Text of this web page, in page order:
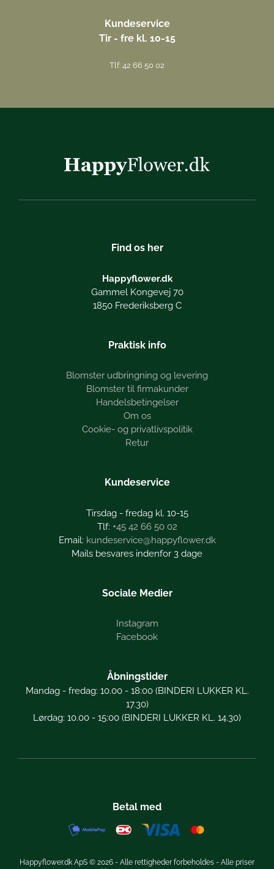
Kundeservice
Tir - fre kl. 10-15
Tlf: 42 66 50 02
Find os her
Happyflower.dk
Gammel Kongevej 70
1850 Frederiksberg C
Praktisk info
Blomster udbringning og levering
Blomster til firmakunder
Handelsbetingelser
Om os
Cookie- og privatlivspolitik
Retur
Kundeservice
Tirsdag - fredag kl. 10-15
+45 42 66 50 02
kundeservice@happyflower.dk
Mails besvares indenfor 3 dage
Sociale Medier
Instagram
Facebook
Åbningstider
Mandag - fredag: 10.00 - 18:00 (BINDERI LUKKER KL.
17.30)
Lørdag: 10.00 - 15:00 (BINDERI LUKKER KL. 14.30)
Betal med
Happyflower.dk ApS © 2026 - Alle rettigheder forbeholdes - Alle priser